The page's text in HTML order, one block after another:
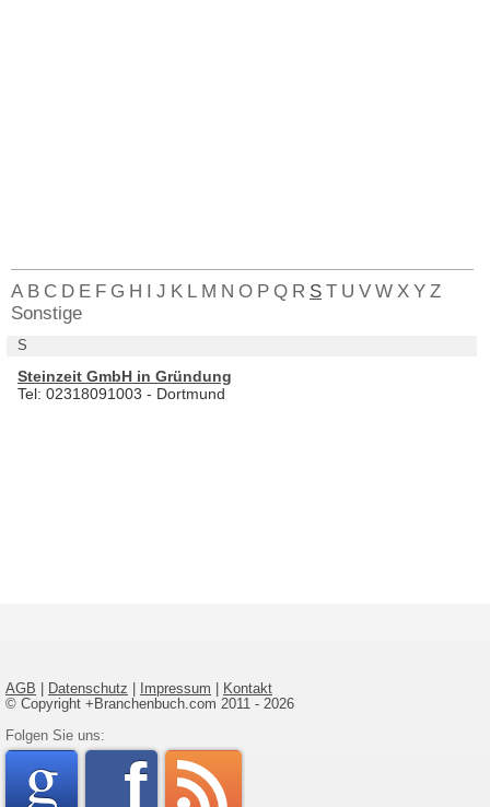
A B C D E F G H I J K L M N O P Q R S T U V W X Y Z
Sonstige
S
Steinzeit GmbH in Gründung
Tel: 02318091003 - Dortmund
AGB Datenschutz Impressum
Kontakt
© Copyright +Branchenbuch.com 2011 - 2026
Folgen Sie uns:
google